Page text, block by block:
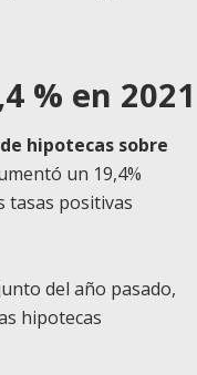
% en 2021
hipotecas sobre
un 19,4%
tasas positivas
del año pasado,
hipotecas